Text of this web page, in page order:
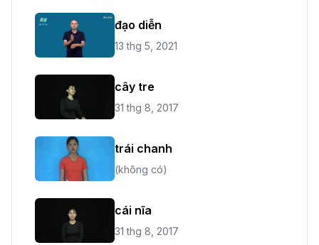
đạo diễn
13 thg 5, 2021
cây tre
31 thg 8, 2017
trái chanh
(không có)
cái nĩa
31 thg 8, 2017